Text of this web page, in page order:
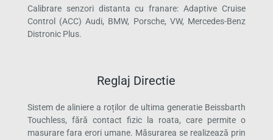
Calibrare senzori distanta cu franare: Adaptive Cruise
Control (ACC) Audi, BMW, Porsche, VW, Mercedes-Benz
Distronic Plus.
Reglaj Directie
Sistem de aliniere a roților de ultima generatie Beissbarth
Touchless, fără contact fizic la roata, care permite o
masurare fara erori umane. Măsurarea se realizează prin